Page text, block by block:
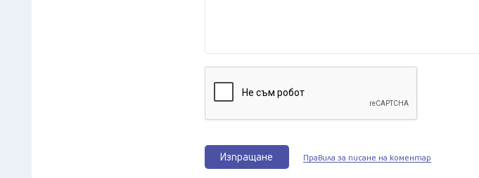
Изпращане Правила за писане на коментар